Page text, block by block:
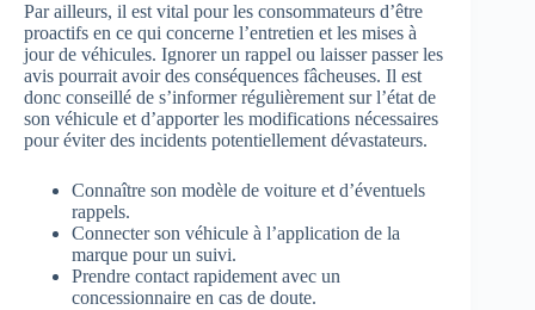
Par ailleurs, il est vital pour les consommateurs d’être
proactifs en ce qui concerne l’entretien et les mises à
jour de véhicules. Ignorer un rappel ou laisser passer les
avis pourrait avoir des conséquences fâcheuses. Il est
donc conseillé de s’informer régulièrement sur l’état de
son véhicule et d’apporter les modifications nécessaires
pour éviter des incidents potentiellement dévastateurs.
Connaître son modèle de voiture et d’éventuels
rappels.
Connecter son véhicule à l’application de la
marque pour un suivi.
Prendre contact rapidement avec un
concessionnaire en cas de doute.